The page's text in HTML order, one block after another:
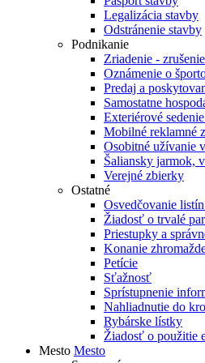
Legalizácia stavby
Odstránenie stavby
Podnikanie
Zriadenie -
Oznámenie o
Predaj a
Samostatne
Exteriérové
Mobilné reklamné
Osobitné užívanie
Šaliansky jarmok,
Verejné zbierky
Ostatné
Osvedčovanie
Žiadosť o trvalé
Priestupky a
Konanie
Petície
Sťažnosť
Sprístupnenie
Nahliadnutie do
Rybárske lístky
Žiadosť o použitie
Mesto Mesto